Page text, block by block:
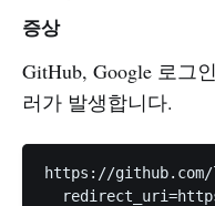
증상
GitHub, Google 로그
러가 발생합니다.
https://